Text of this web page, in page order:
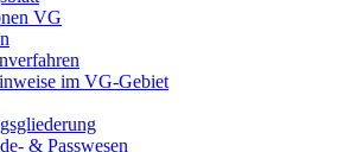
VG
im VG-Gebiet
& Passwesen